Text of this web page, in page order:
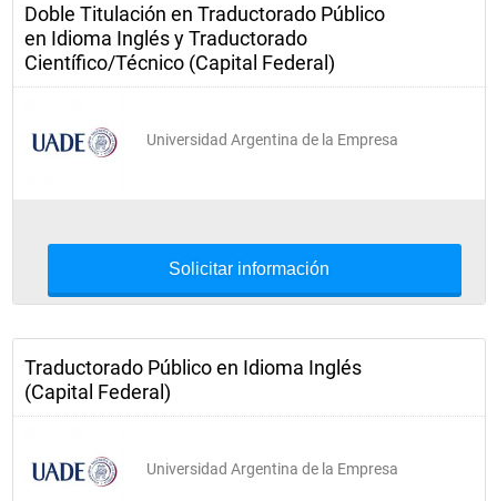
Doble Titulación en Traductorado Público
en Idioma Inglés y Traductorado
Científico/Técnico (Capital Federal)
Universidad Argentina de la Empresa
Solicitar información
Traductorado Público en Idioma Inglés
(Capital Federal)
Universidad Argentina de la Empresa